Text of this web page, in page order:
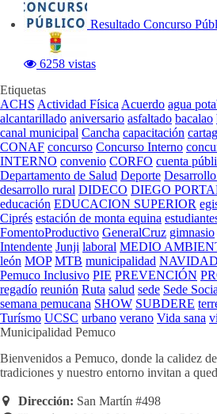
Resultado Concurso
6258 vistas
Etiquetas
ACHS Actividad Física Acuerdo agua
alcantarillado aniversario asfaltado bacalao
canal municipal Cancha capacitación
CONAF concurso Concurso Interno
INTERNO convenio CORFO cuenta
Departamento de Salud Deporte
desarrollo rural DIDECO DIEGO
educación EDUCACION SUPERIOR
Ciprés estación de monta equina
FomentoProductivo GeneralCruz gimnasio
Intendente Junji laboral MEDIO
león MOP MTB municipalidad NAVIDAD
Pemuco Inclusivo PIE PREVENCIÓN
regadío reunión Ruta salud sede Sede
semana pemucana SHOW SUBDERE
Turísmo UCSC urbano verano Vida sana
Municipalidad Pemuco
Bienvenidos a Pemuco, donde la calidez
tradiciones y nuestro entorno invitan a
Dirección: San Martín #498